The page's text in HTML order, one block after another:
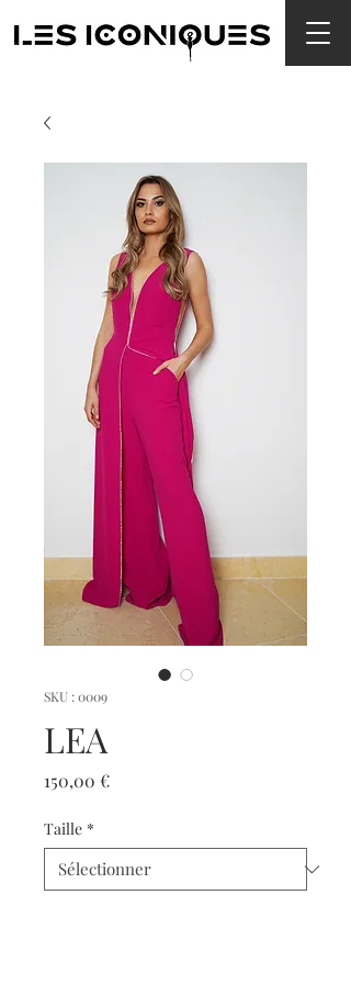
SKU : 0009
LEA
150,00 €Prix
Taille *